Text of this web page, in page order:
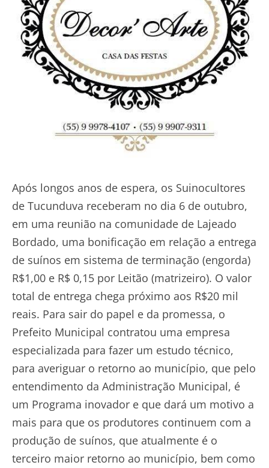
Após longos anos de espera, os Suinocultores
de Tucunduva receberam no dia 6 de outubro,
em uma reunião na comunidade de Lajeado
Bordado, uma bonificação em relação a entrega
de suínos em sistema de terminação (engorda)
R$1,00 e R$ 0,15 por Leitão (matrizeiro). O valor
total de entrega chega próximo aos R$20 mil
reais. Para sair do papel e da promessa, o
Prefeito Municipal contratou uma empresa
especializada para fazer um estudo técnico,
para averiguar o retorno ao município, que pelo
entendimento da Administração Municipal, é
um Programa inovador e que dará um motivo a
mais para que os produtores continuem com a
produção de suínos, que atualmente é o
terceiro maior retorno ao município, bem como